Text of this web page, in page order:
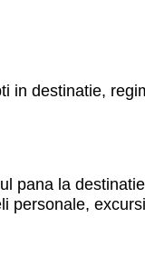
in destinatie,
pana la
personale,